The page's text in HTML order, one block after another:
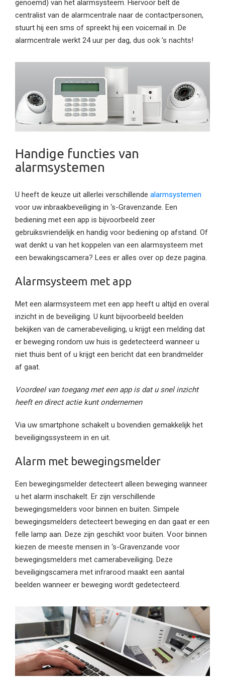
genoemd) van het alarmsysteem. Hiervoor belt de
centralist van de alarmcentrale naar de contactpersonen,
stuurt hij een sms of spreekt hij een voicemail in. De
alarmcentrale werkt 24 uur per dag, dus ook ’s nachts!
Handige functies van
alarmsystemen
U heeft de keuze uit allerlei verschillende alarmsystemen
voor uw inbraakbeveiliging in ‘s-Gravenzande. Een
bediening met een app is bijvoorbeeld zeer
gebruiksvriendelijk en handig voor bediening op afstand. Of
wat denkt u van het koppelen van een alarmsysteem met
een bewakingscamera? Lees er alles over op deze pagina.
Alarmsysteem met app
Met een alarmsysteem met een app heeft u altijd en overal
inzicht in de beveiliging. U kunt bijvoorbeeld beelden
bekijken van de camerabeveiliging, u krijgt een melding dat
er beweging rondom uw huis is gedetecteerd wanneer u
niet thuis bent of u krijgt een bericht dat een brandmelder
af gaat.
Voordeel van toegang met een app is dat u snel inzicht
heeft en direct actie kunt ondernemen
Via uw smartphone schakelt u bovendien gemakkelijk het
beveiligingssysteem in en uit.
Alarm met bewegingsmelder
Een bewegingsmelder detecteert alleen beweging wanneer
u het alarm inschakelt. Er zijn verschillende
bewegingsmelders voor binnen en buiten. Simpele
bewegingsmelders detecteert beweging en dan gaat er een
felle lamp aan. Deze zijn geschikt voor buiten. Voor binnen
kiezen de meeste mensen in ‘s-Gravenzande voor
bewegingsmelders met camerabeveiliging. Deze
beveiligingscamera met infrarood maakt een aantal
beelden wanneer er beweging wordt gedetecteerd.